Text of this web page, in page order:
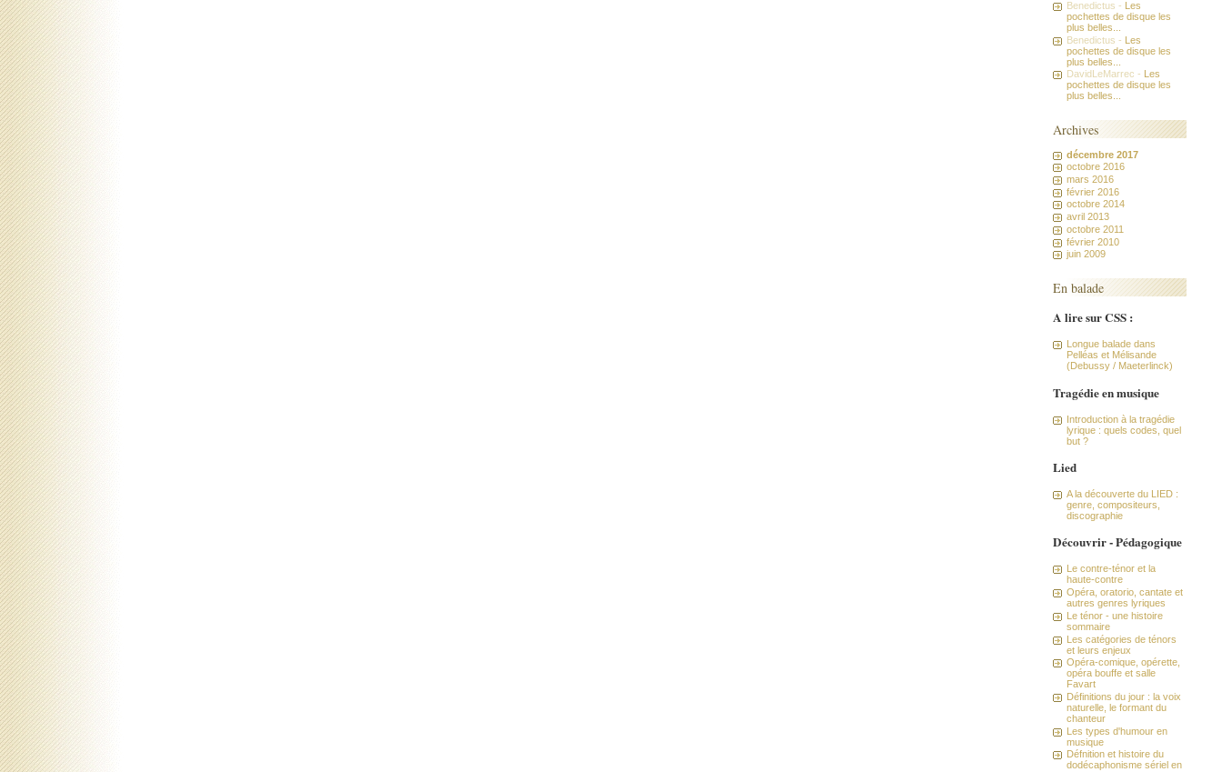
Benedictus - Les
pochettes de disque les
plus belles...
Benedictus - Les
pochettes de disque les
plus belles...
DavidLeMarrec -
Les
pochettes de disque les
plus belles...
Archives
décembre 2017
octobre 2016
mars 2016
février 2016
octobre 2014
avril 2013
octobre 2011
février 2010
juin 2009
En balade
A lire sur CSS :
Longue balade dans
Pelléas et Mélisande
(Debussy / Maeterlinck)
Tragédie en musique
Introduction à la tragédie
lyrique : quels codes, quel
but ?
Lied
A la découverte du LIED :
genre, compositeurs,
discographie
Découvrir - Pédagogique
Le contre-ténor et la
haute-contre
Opéra, oratorio, cantate et
autres genres lyriques
Le ténor - une histoire
sommaire
Les catégories de ténors
et leurs enjeux
Opéra-comique, opérette,
opéra bouffe et salle
Favart
Définitions du jour : la voix
naturelle, le formant du
chanteur
Les types d'humour en
musique
Défnition et histoire du
dodécaphonisme sériel en